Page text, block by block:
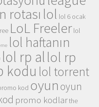
rotası lol lol 6 ocak
LoL Freeler lol
lol haftanın
lol rp allol rp
kodu lol torrent
kod oyun oyun
promo kodlarthe